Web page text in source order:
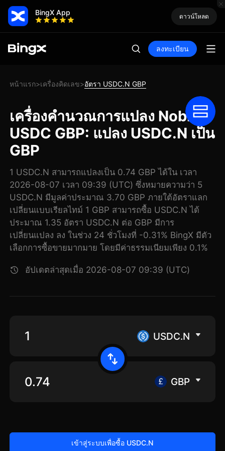
BingX App ดาวน์โหลด
ลงทะเบียน
หน้าแรก>เครื่องคิดเลข>อัตรา USDC.N GBP
เครื่องคำนวณการแปลง Noble
USDC GBP: แปลง USDC.N เป็น
GBP
1 USDC.N สามารถแปลงเป็น 0.74 GBP ได้ใน เวลา
2026-08-07 เวลา 09:39 (UTC) ซึ่งหมายความว่า 5
USDC.N มีมูลค่าประมาณ 3.70 GBP ภายใต้อัตราแลก
เปลี่ยนแบบเรียลไทม์ 1 GBP สามารถซื้อ USDC.N ได้
ประมาณ 1.35 อัตรา USDC.N ต่อ GBP มีการ
เปลี่ยนแปลง ลง ในช่วง 24 ชั่วโมงที่ -0.31% BingX มีตัว
เลือกการซื้อขายมากมาย โดยมีค่าธรรมเนียมเพียง 0.1%
อัปเดตล่าสุดเมื่อ 2026-08-07 09:39 (UTC)
USDC.N
GBP
เข้าสู่ระบบเพื่อซื้อ USDC.N